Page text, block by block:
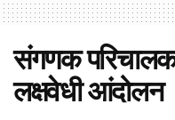
संगणक
लक्षवेधी आंदोलन